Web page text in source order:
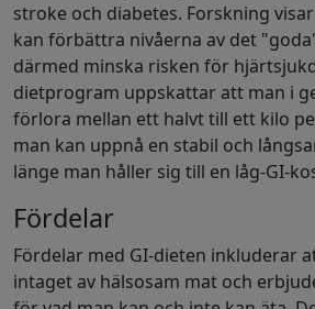
stroke och diabetes. Forskning
kan förbättra nivåerna av det
därmed minska risken för
dietprogram uppskattar att man i
förlora mellan ett halvt till ett kilo
man kan uppnå en stabil och
länge man håller sig till en låg-GI-
Fördelar
Fördelar med GI-dieten inkluderar
intaget av hälsosam mat och